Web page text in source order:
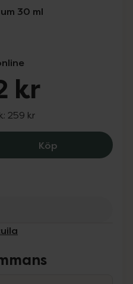
30 ml
kr
259 kr
KöpL'Acuila